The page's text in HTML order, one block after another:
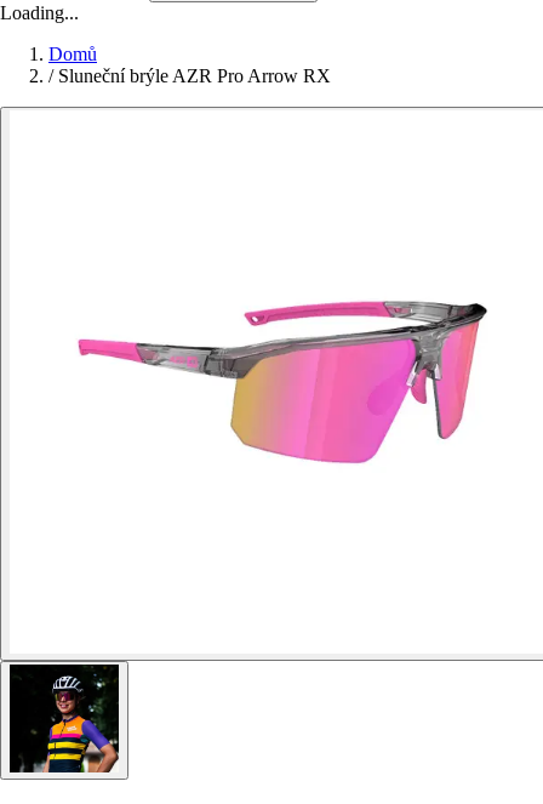
Loading...
Domů
/ Sluneční brýle AZR Pro Arrow RX